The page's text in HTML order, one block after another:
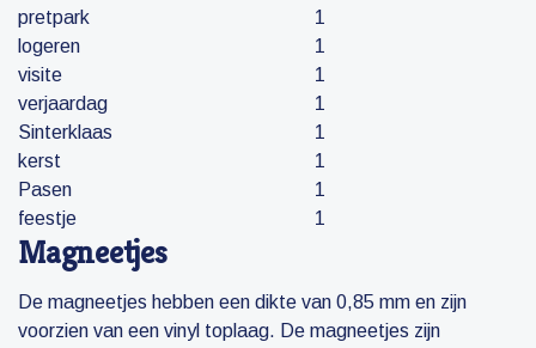
pretpark
1
logeren
1
visite
1
verjaardag
1
Sinterklaas
1
kerst
1
Pasen
1
feestje
1
Magneetjes
De magneetjes hebben een dikte van 0,85 mm en zijn
voorzien van een vinyl toplaag. De magneetjes zijn